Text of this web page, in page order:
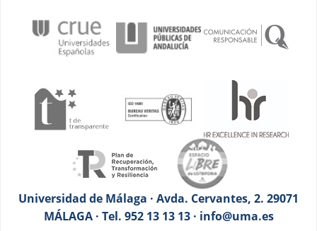
Universidad de Málaga · Avda. Cervantes, 2. 29071
MÁLAGA · Tel. 952 13 13 13 · info@uma.es